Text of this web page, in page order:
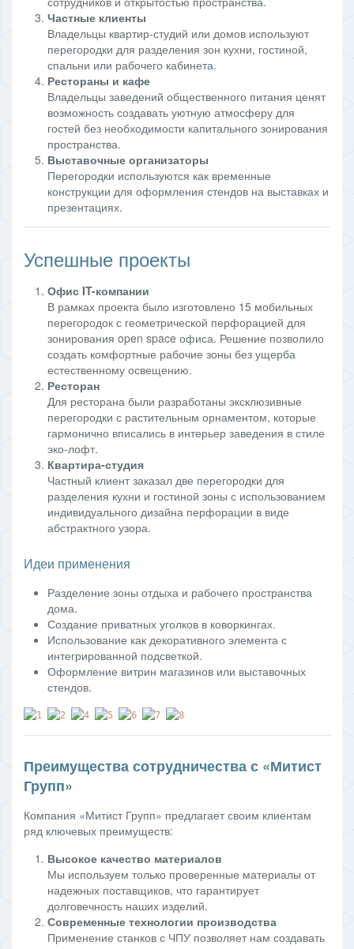
Частные клиенты
Владельцы квартир-студий или домов используют
перегородки для разделения зон кухни, гостиной,
спальни или рабочего кабинета.
Рестораны и кафе
Владельцы заведений общественного питания ценят
возможность создавать уютную атмосферу для
гостей без необходимости капитального зонирования
пространства.
Выставочные организаторы
Перегородки используются как временные
конструкции для оформления стендов на выставках и
презентациях.
Успешные проекты
Офис IT-компании
В рамках проекта было изготовлено 15 мобильных
перегородок с геометрической перфорацией для
зонирования open space офиса. Решение позволило
создать комфортные рабочие зоны без ущерба
естественному освещению.
Ресторан
Для ресторана были разработаны эксклюзивные
перегородки с растительным орнаментом, которые
гармонично вписались в интерьер заведения в стиле
эко-лофт.
Квартира-студия
Частный клиент заказал две перегородки для
разделения кухни и гостиной зоны с использованием
индивидуального дизайна перфорации в виде
абстрактного узора.
Идеи применения
Разделение зоны отдыха и рабочего пространства
дома.
Создание приватных уголков в коворкингах.
Использование как декоративного элемента с
интегрированной подсветкой.
Оформление витрин магазинов или выставочных
стендов.
Преимущества сотрудничества с «Митист
Групп»
Компания «Митист Групп» предлагает своим клиентам
ряд ключевых преимуществ:
Высокое качество материалов
Мы используем только проверенные материалы от
надежных поставщиков, что гарантирует
долговечность наших изделий.
Современные технологии производства
Применение станков с ЧПУ позволяет нам создавать